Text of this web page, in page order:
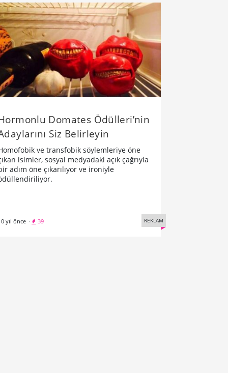
Domates Ödülleri’nin
Siz Belirleyin
ve transfobik söylemleriye öne
isimler, sosyal medyadaki açık çağrıyla
adım öne çıkarılıyor ve ironiyle
yıl önce · 39 REKLAM